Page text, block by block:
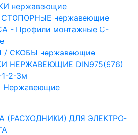
нержавеющие
нержавеющие
- Профили монтажные С-
СКОБЫ нержавеющие
НЕРЖАВЕЮЩИЕ DIN975(976)
2-3м
(РАСХОДНИКИ) ДЛЯ ЭЛЕКТРО-